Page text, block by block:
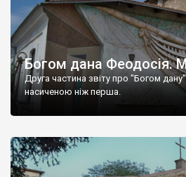
Богом дана Феодосія.
Друга частина звіту про "Богом
насиченою ніж перша.